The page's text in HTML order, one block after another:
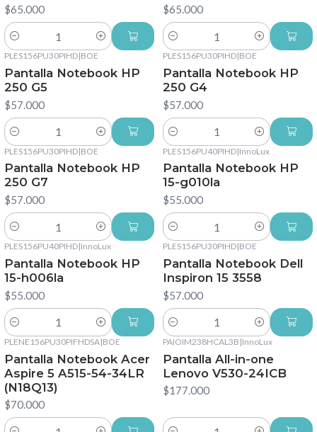
$65.000
Cantidad
$65.000
Cantidad
PLES156PU30PIHD|BOE
Pantalla Notebook HP
250 G5
$57.000
Cantidad
PLES156PU30PIHD|BOE
Pantalla Notebook HP
250 G4
$57.000
Cantidad
PLES156PU30PIHD|BOE
Pantalla Notebook HP
250 G7
$57.000
Cantidad
PLES156PU40PIHD|InnoLux
Pantalla Notebook HP
15-g010la
$55.000
Cantidad
PLES156PU40PIHD|InnoLux
Pantalla Notebook HP
15-h006la
$55.000
Cantidad
PLES156PU30PIHD|BOE
Pantalla Notebook Dell
Inspiron 15 3558
$57.000
Cantidad
PLENE156PU30PIFHDSA|BOE
Pantalla Notebook Acer
Aspire 5 A515-54-34LR
(N18Q13)
$70.000
PAIOIM238HCAL3B |InnoLux
Pantalla All-in-one
Lenovo V530-24ICB
$177.000